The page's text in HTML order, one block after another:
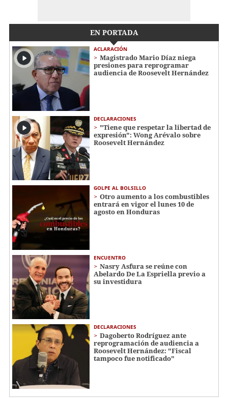
EN PORTADA
ACLARACIÓN
Magistrado Mario Díaz niega
presiones para reprogramar
audiencia de Roosevelt Hernández
DECLARACIONES
"Tiene que respetar la libertad de
expresión": Wong Arévalo sobre
Roosevelt Hernández
GOLPE AL BOLSILLO
Otro aumento a los combustibles
entrará en vigor el lunes 10 de
agosto en Honduras
ENCUENTRO
Nasry Asfura se reúne con
Abelardo De La Espriella previo a
su investidura
DECLARACIONES
Dagoberto Rodríguez ante
reprogramación de audiencia a
Roosevelt Hernández: "Fiscal
tampoco fue notificado"